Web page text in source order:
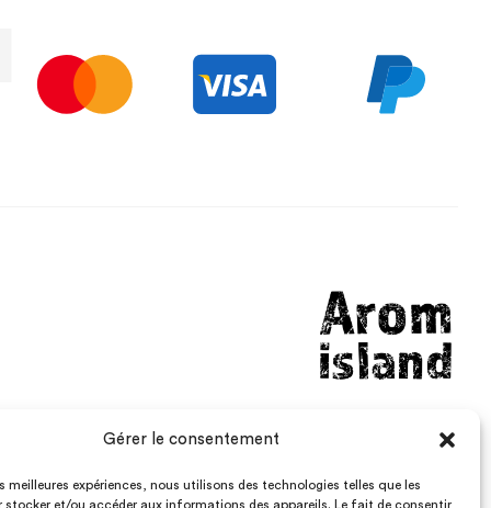
Gérer le consentement
meilleures expériences, nous utilisons des technologies telles que les
stocker et/ou accéder aux informations des appareils. Le fait de consentir
aromisland@gmail.com
Lundi – Vendredi: 8h – 19h